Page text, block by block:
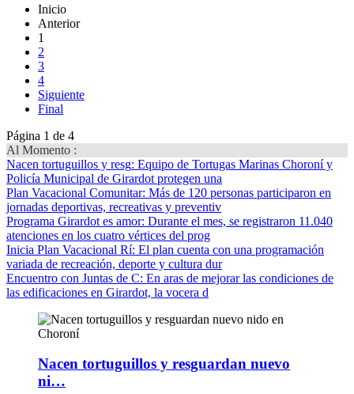
Inicio
Anterior
1
2
3
4
Siguiente
Final
Página 1 de 4
Al Momento :
Nacen tortuguillos y resg: Equipo de Tortugas Marinas Choroní y
Policía Municipal de Girardot protegen una
Plan Vacacional Comunitar: Más de 120 personas participaron en
jornadas deportivas, recreativas y preventiv
Programa Girardot es amor: Durante el mes, se registraron 11.040
atenciones en los cuatro vértices del prog
Inicia Plan Vacacional Rí: El plan cuenta con una programación
variada de recreación, deporte y cultura dur
Encuentro con Juntas de C: En aras de mejorar las condiciones de
las edificaciones en Girardot, la vocera d
Nacen tortuguillos y resguardan nuevo
ni…